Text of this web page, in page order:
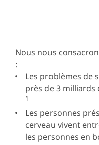
Nous nous
:
Les problèmes de
près de 3 milliards
1
Les personnes
cerveau vivent
les personnes en